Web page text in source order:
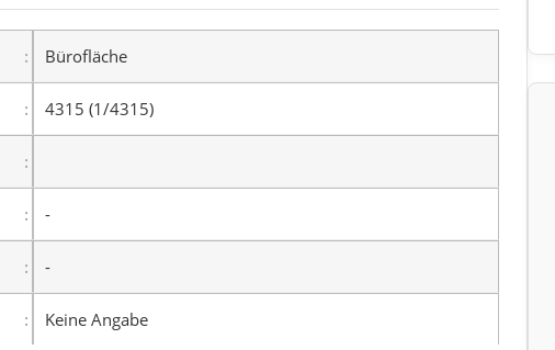
Bürofläche
4315 (1/4315)
-
-
Keine Angabe